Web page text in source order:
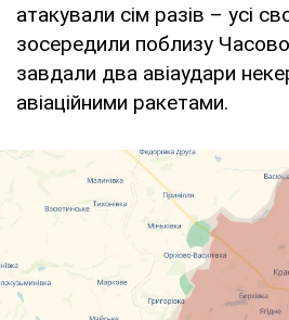
атакували сім разів – усі
зосередили поблизу
завдали два авіаудари
авіаційними ракетами.